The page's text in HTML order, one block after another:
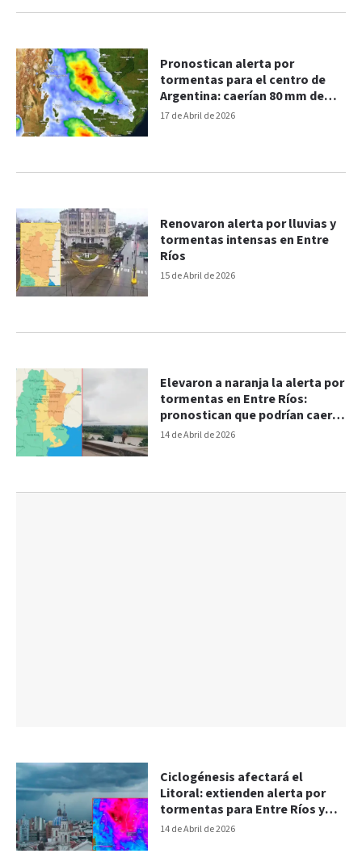
17 de Abril de 2026
Pronostican alerta por
tormentas para el centro de
Argentina: caerían 80 mm de
lluvia
15 de Abril de 2026
Renovaron alerta por lluvias y
tormentas intensas en Entre
Ríos
14 de Abril de 2026
Elevaron a naranja la alerta por
tormentas en Entre Ríos:
pronostican que podrían caer
180 mm de lluvia
14 de Abril de 2026
Ciclogénesis afectará el
Litoral: extienden alerta por
tormentas para Entre Ríos y
otras provincias